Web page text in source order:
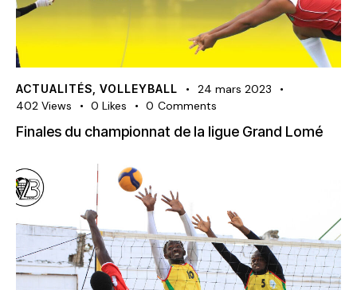
ACTUALITÉS VOLLEYBALL
24 mars 2023
402 Views 0 Likes 0 Comments
Finales du championnat de la ligue Grand Lomé